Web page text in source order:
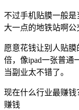
不过手机贴膜一般
大一点的地铁站啊公
愿意花钱让别人贴
倍，像ipad一张普通
当副业太不错了。
现在什么行业最赚
赚钱